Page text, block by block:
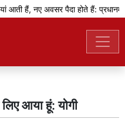
हैं, नए अवसर पैदा होते हैं:
आया हूं: योगी